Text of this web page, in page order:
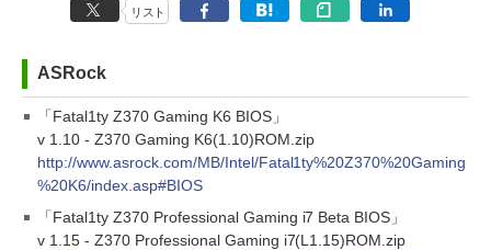
リスト
ASRock
「Fatal1ty Z370 Gaming K6 BIOS」
v 1.10 - Z370 Gaming K6(1.10)ROM.zip
http://www.asrock.com/MB/Intel/Fatal1ty%20Z370%20Gaming
%20K6/index.asp#BIOS
「Fatal1ty Z370 Professional Gaming i7 Beta BIOS」
v 1.15 - Z370 Professional Gaming i7(L1.15)ROM.zip